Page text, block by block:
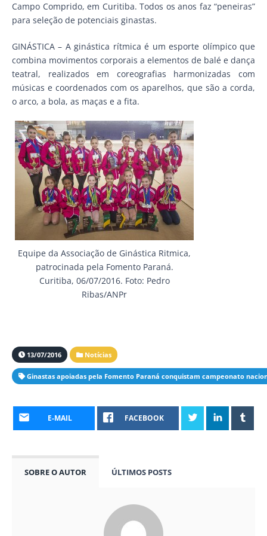
Campo Comprido, em Curitiba. Todos os anos faz “peneiras”
para seleção de potenciais ginastas.
GINÁSTICA – A ginástica rítmica é um esporte olímpico que
combina movimentos corporais a elementos de balé e dança
teatral, realizados em coreografias harmonizadas com
músicas e coordenados com os aparelhos, que são a corda,
o arco, a bola, as maças e a fita.
Equipe da Associação de Ginástica Ritmica,
patrocinada pela Fomento Paraná.
Curitiba, 06/07/2016. Foto: Pedro
Ribas/ANPr
13/07/2016 Notícias
Ginastas apoiadas pela Fomento Paraná conquistam campeonato
E-MAIL FACEBOOK
SOBRE O AUTOR ÚLTIMOS POSTS